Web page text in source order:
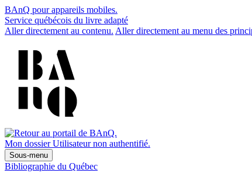
BAnQ pour appareils mobiles.
Service québécois du livre adapté
Aller directement au contenu. Aller directement au menu des
Mon dossier Utilisateur non authentifié.
Sous-menu
Bibliographie du Québec